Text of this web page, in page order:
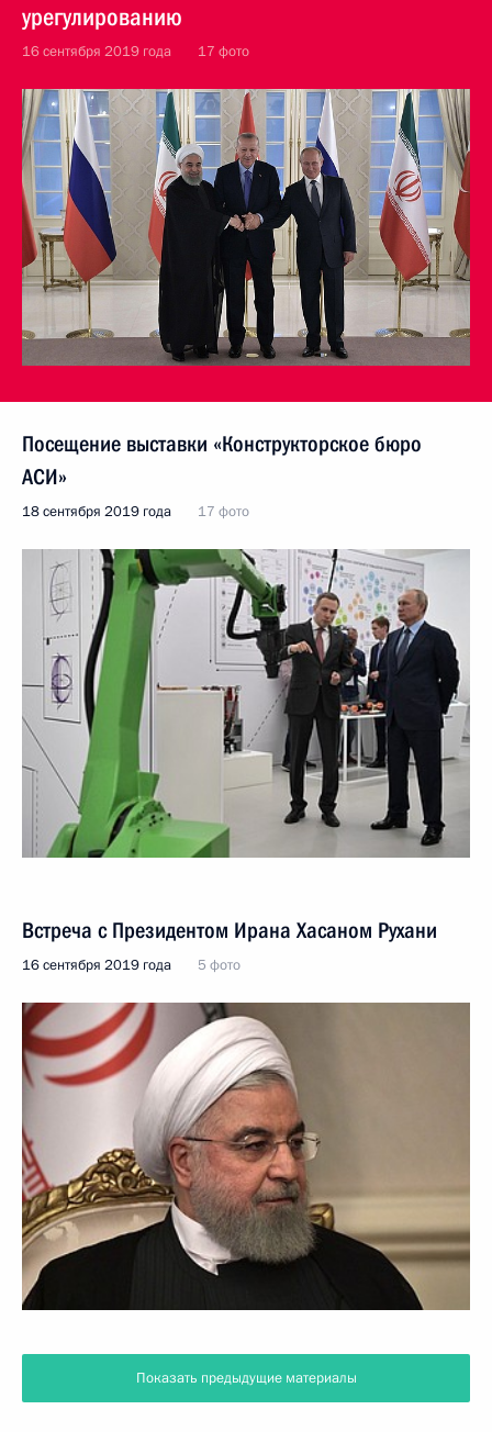
урегулированию
16 сентября 2019 года 17 фото
Посещение выставки «Конструкторское бюро
АСИ»
18 сентября 2019 года 17 фото
Встреча с Президентом Ирана Хасаном Рухани
16 сентября 2019 года 5 фото
Показать предыдущие материалы